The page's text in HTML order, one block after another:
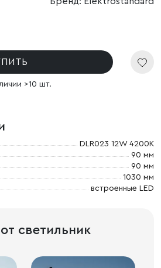
>10 шт.
DLR023 12W 4200K
90 мм
90 мм
1030 мм
встроенные LED
светильник